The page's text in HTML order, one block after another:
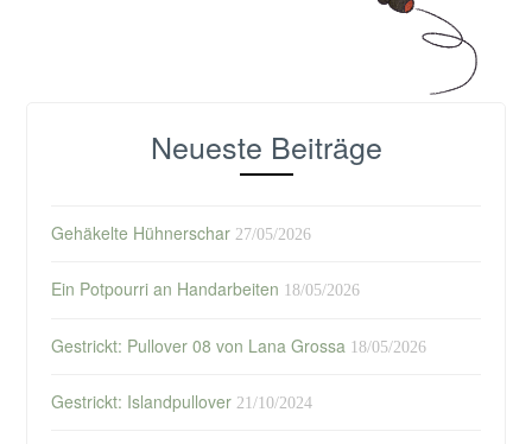
Neueste Beiträge
Gehäkelte Hühnerschar 27/05/2026
Ein Potpourri an Handarbeiten 18/05/2026
Gestrickt: Pullover 08 von Lana Grossa 18/05/2026
Gestrickt: Islandpullover 21/10/2024